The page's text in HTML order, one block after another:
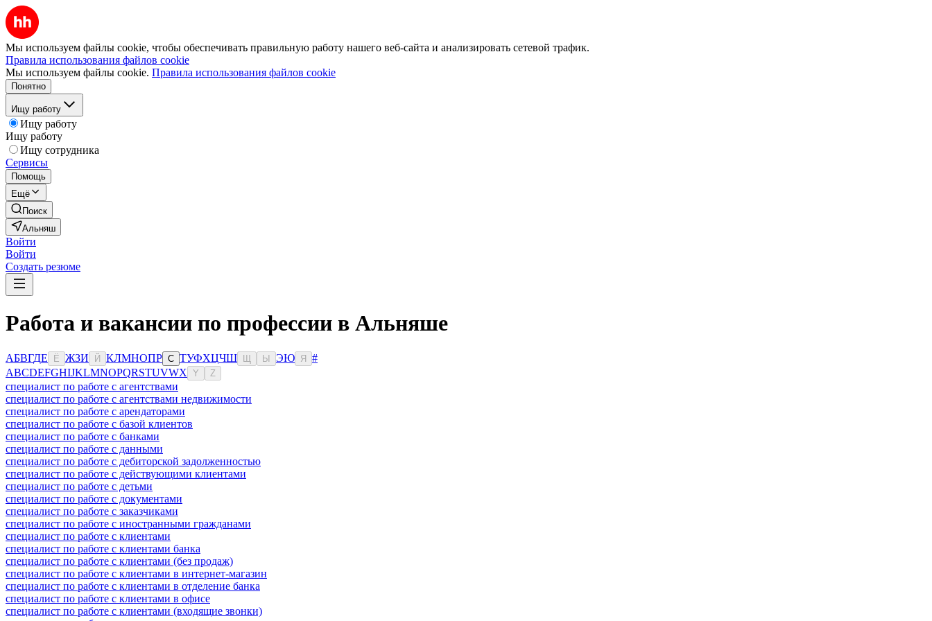
Мы используем файлы cookie, чтобы обеспечивать правильную работу нашего веб-сайта и анализировать сетевой трафик.
Правила использования файлов cookie
Мы используем файлы cookie. Правила использования файлов cookie
Понятно
Ищу работу
Ищу работу
Ищу работу
Ищу сотрудника
Сервисы
Помощь
Ещё
Поиск
Альняш
Войти
Войти
Создать резюме
Работа и вакансии по профессии в Альняше
АБВГДЕ Ё ЖЗИ Й КЛМНОПР С ТУФХЦЧШ Ы ЭЮ Я
#
ABCDEFGHIJKLMNOPQRSTUVWX Y Z
специалист по работе с агентствами
специалист по работе с агентствами недвижимости
специалист по работе с арендаторами
специалист по работе с базой клиентов
специалист по работе с банками
специалист по работе с данными
специалист по работе с дебиторской задолженностью
специалист по работе с действующими клиентами
специалист по работе с детьми
специалист по работе с документами
специалист по работе с заказчиками
специалист по работе с иностранными гражданами
специалист по работе с клиентами
специалист по работе с клиентами банка
специалист по работе с клиентами (без продаж)
специалист по работе с клиентами в интернет-магазин
специалист по работе с клиентами в отделение банка
специалист по работе с клиентами в офисе
специалист по работе с клиентами (входящие звонки)